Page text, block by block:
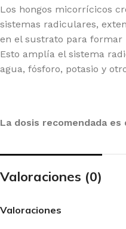
Los hongos micorrícicos
sistemas radiculares,
en el sustrato para formar
Esto amplía el sistema
agua, fósforo, potasio y
La dosis recomendada
Valoraciones (0)
Valoraciones